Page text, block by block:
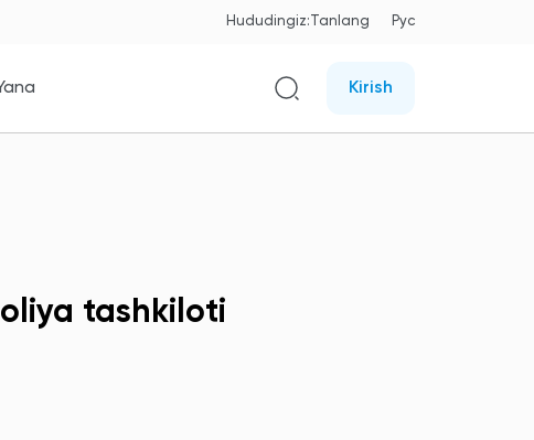
Hududingiz:Tanlang Рус
Kirish
tashkiloti